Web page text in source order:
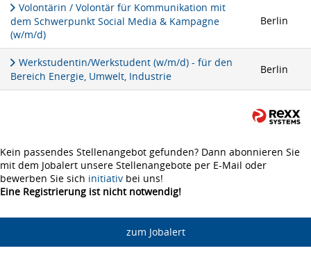
Volontärin / Volontär für Kommunikation mit
dem Schwerpunkt Social Media & Kampagne
(w/m/d)
Berlin
Werkstudentin/Werkstudent (w/m/d) - für den
Bereich Energie, Umwelt, Industrie
Berlin
Kein passendes Stellenangebot gefunden? Dann abonnieren Sie
mit dem Jobalert unsere Stellenangebote per E-Mail oder
bewerben Sie sich initiativ bei uns!
Eine Registrierung ist nicht notwendig!
zum Jobalert